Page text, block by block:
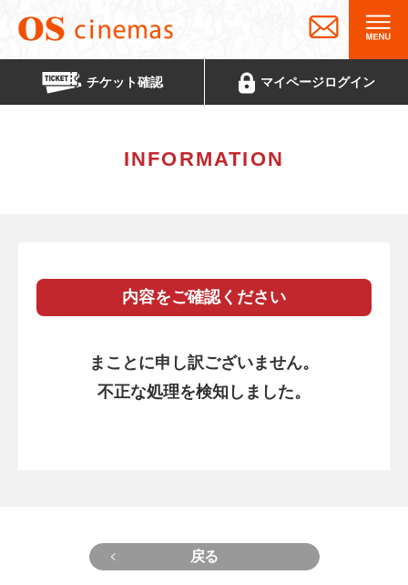
チケット確認 マイページログイン
INFORMATION
内容をご確認ください
まことに申し訳ございません。
不正な処理を検知しました。
戻る